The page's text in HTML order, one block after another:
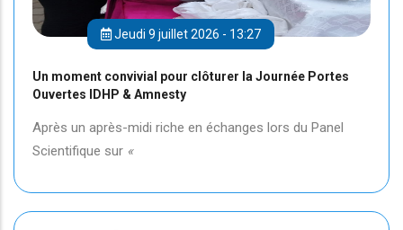
Jeudi 9 juillet 2026 - 13:27
Un moment convivial pour clôturer la Journée Portes
Ouvertes IDHP & Amnesty
Après un après-midi riche en échanges lors du Panel
Scientifique sur «